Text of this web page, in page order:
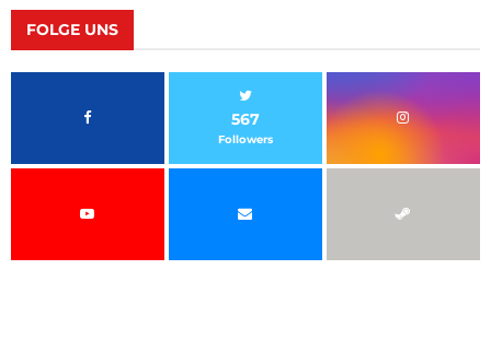
FOLGE UNS
567
Followers